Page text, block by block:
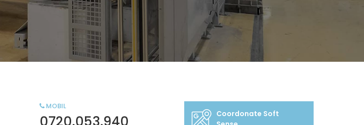
MOBIL
Coordonate Soft